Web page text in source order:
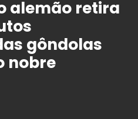
alemão retira
gôndolas
nobre